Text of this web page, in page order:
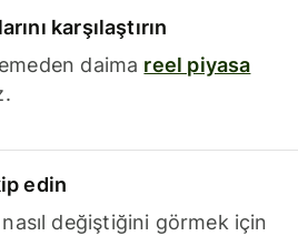
karşılaştırın
daima reel piyasa
edin
değiştiğini görmek için